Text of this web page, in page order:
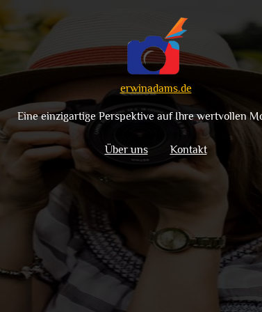
erwinadams.de
Eine einzigartige Perspektive auf Ihre wertvollen
Über uns Kontakt